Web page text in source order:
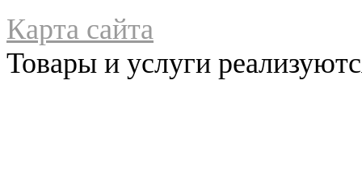
Карта сайта
Товары и услуги